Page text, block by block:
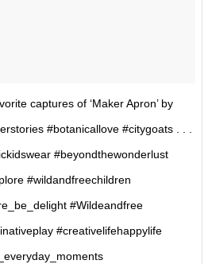
captures of ‘Maker Apron’ by
#botanicallove #citygoats . . .
#beyondthewonderlust
#wildandfreechildren
#Wildeandfree
#creativelifehappylife